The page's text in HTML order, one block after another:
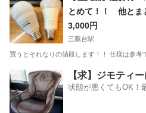
とめて！！ 他とま
3,000円
三鷹台駅
買うとそれなりの値段します！！ 仕様は参考
東京 三鷹市 三鷹台駅 家電
【求】ジモティ
状態が悪くてもOK！